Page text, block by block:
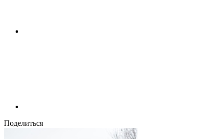
Поделиться